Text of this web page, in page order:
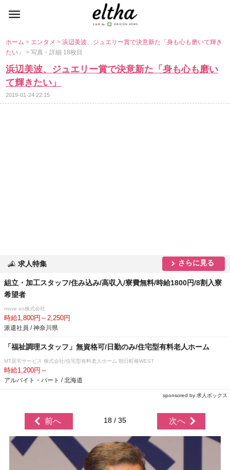
ホーム> エンタメ>浜辺美波、ジュエリー賞で決意新た「身も心も磨いて輝き
たい」> 写真・詳細 18枚目
浜辺美波、ジュエリー賞で決意新た「身も心も磨い
て輝きたい」
2019-01-24 22:15
求人特集 さらに見る
組立・加工スタッフ/住み込み/高収入/寮費無料/時給1800円/8割入寮
希望者
move on株式会社
時給1,800円～2,250円
派遣社員 / 神奈川県
「福祉調理スタッフ」無資格可/日勤のみ/住宅型有料老人ホーム
MT居宅サービス 株式会社/住宅型有料老人ホーム 朝日町椿WEST
時給1,200円～
アルバイト・パート / 北海道
sponsored by 求人ボックス
前へ 18 / 35 次へ